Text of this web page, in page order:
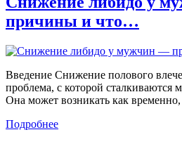
причины и что…
Введение Снижение полового
проблема, с которой сталкиваются
Она может возникать как временно,
Подробнее